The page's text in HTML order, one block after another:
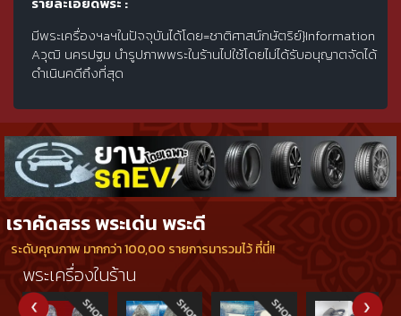
มีพระเครื่องฯaฯในปัจจุบันได้โดย=ชาติศาสน์กษัตริย์}Information
Aวุฒิ นครปฐม นำรูปภาพพระในร้านไปใช้โดยไม่ได้รับอนุญาตจัดได้
ดำเนินคดีถึงที่สุด
เราคัดสรร พระเด่น พระดี
ระดับคุณภาพ มากกว่า 100,00 รายการมารวมไว้ ที่นี่!!
พระเครื่องในร้าน